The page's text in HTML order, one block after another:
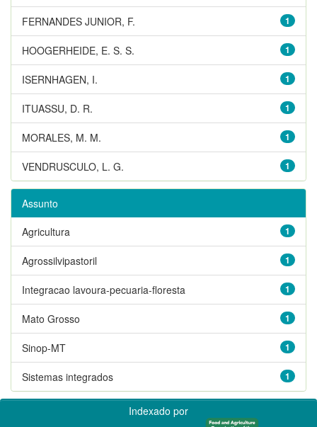
1
FERNANDES JUNIOR, F.
1
HOOGERHEIDE, E. S. S.
1
ISERNHAGEN, I.
1
ITUASSU, D. R.
1
MORALES, M. M.
1
VENDRUSCULO, L. G.
Assunto
1
Agricultura
1
Agrossilvipastoril
1
Integracao lavoura-pecuaria-floresta
1
Mato Grosso
1
Sinop-MT
1
Sistemas integrados
Indexado por